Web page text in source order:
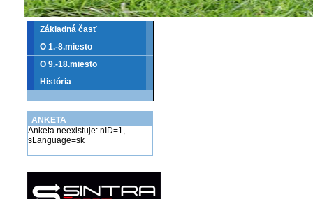
Základná časť
O 1.-8.miesto
O 9.-18.miesto
História
ANKETA
Anketa neexistuje: nID=1,
sLanguage=sk